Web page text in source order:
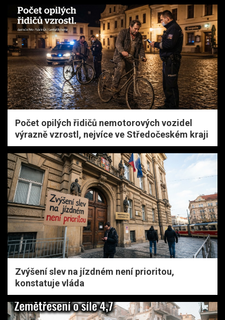
Počet opilých řidičů nemotorových vozidel
výrazně vzrostl, nejvíce ve Středočeském kraji
Zvýšení slev na jízdném není prioritou,
konstatuje vláda